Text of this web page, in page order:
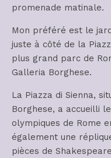
promenade matinale.
Mon préféré est le
juste à côté de la
plus grand parc de
Galleria Borghese.
La Piazza di Sienna,
Borghese, a accueilli
olympiques de Rome
également une
pièces de